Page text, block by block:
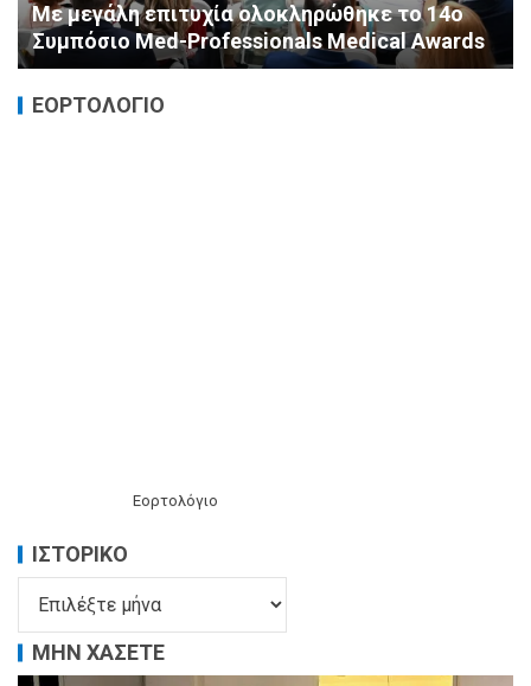
Καταστροφικές δαπάνες υγείας και η
αντιμετώπισή τους
ΕΟΡΤΟΛΟΓΙΟ
Εορτολόγιο
ΙΣΤΟΡΙΚΌ
ΜΗΝ ΧΑΣΕΤΕ